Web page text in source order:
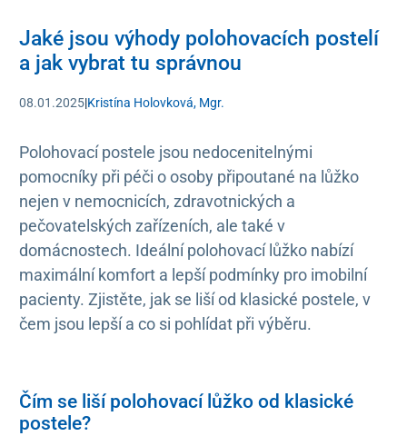
Jaké jsou výhody polohovacích postelí
a jak vybrat tu správnou
08.01.2025|Kristína Holovková, Mgr.
Polohovací postele jsou nedocenitelnými
pomocníky při péči o osoby připoutané na lůžko
nejen v nemocnicích, zdravotnických a
pečovatelských zařízeních, ale také v
domácnostech. Ideální polohovací lůžko nabízí
maximální komfort a lepší podmínky pro imobilní
pacienty. Zjistěte, jak se liší od klasické postele, v
čem jsou lepší a co si pohlídat při výběru.
Čím se liší polohovací lůžko od klasické
postele?